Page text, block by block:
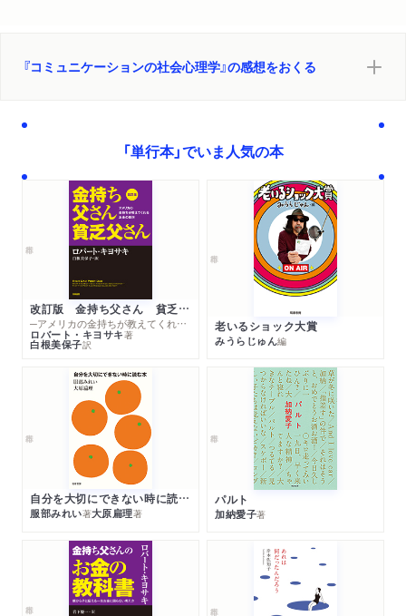
『コミュニケーションの社会心理学』の感想をおくる
「単行本」でいま人気の本
改訂版 金持ち父さん 貧乏父さん
─アメリカの金持ちが教えてくれるお金の哲学
ロバート・キヨサキ著
白根美保子訳
老いるショック大賞
みうらじゅん編
自分を大切にできない時に読む本
服部みれい著大原扁理著
パルト
加納愛子著